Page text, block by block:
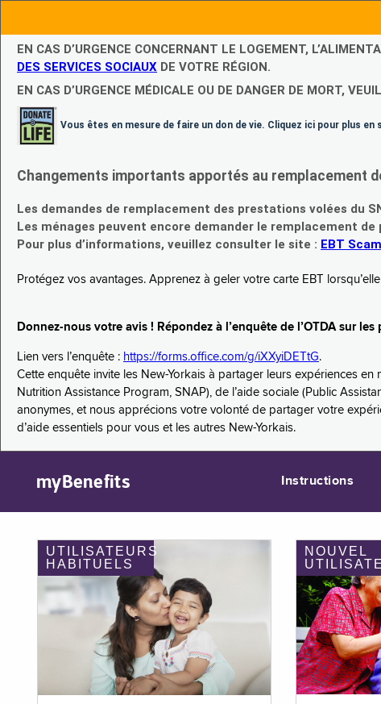
EN CAS D’URGENCE CONCERNANT LE LOGEMENT,
DES SERVICES SOCIAUX DE VOTRE RÉGION.
EN CAS D’URGENCE MÉDICALE OU DE DANGER DE MORT,
Vous êtes en mesure de faire un don de vie. Cliquez ici pour plus en
Changements importants apportés au remplacement
Les demandes de remplacement des prestations volées du
Les ménages peuvent encore demander le remplacement
Pour plus d’informations, veuillez consulter le site : EBT
Protégez vos avantages. Apprenez à geler votre carte EBT
Donnez-nous votre avis ! Répondez à l’enquête de l’OTDA sur
Lien vers l’enquête : https://forms.office.com/g/iXXyiDETtG.
Cette enquête invite les New-Yorkais à partager leurs expériences
Nutrition Assistance Program, SNAP), de l’aide sociale (Public
anonymes, et nous apprécions votre volonté de partager votre
d’aide essentiels pour vous et les autres New-Yorkais.
myBenefits Instructions
UTILISATEURS
HABITUELS
NOUVEL